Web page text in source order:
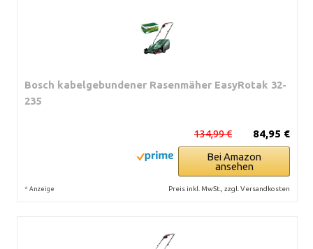
Bosch kabelgebundener Rasenmäher EasyRotak 32-
235
84,95 €
134,99 €
Bei Amazon
ansehen
* Anzeige Preis inkl. MwSt., zzgl. Versandkosten